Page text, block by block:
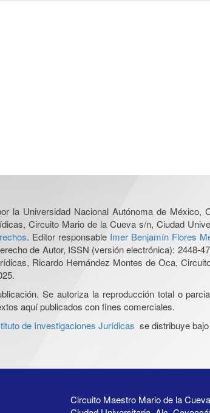
la Universidad Nacional Autónoma de México,
Circuito Mario de la Cueva s/n, Ciudad
. Editor responsable Imer Benjamín Flores
de Autor, ISSN (versión electrónica): 2448-
Ricardo Hernández Montes de Oca,
Se autoriza la reproducción total o
aquí publicados con fines comerciales.
de Investigaciones Jurídicas se distribuye
Circuito Maestro Mario de la